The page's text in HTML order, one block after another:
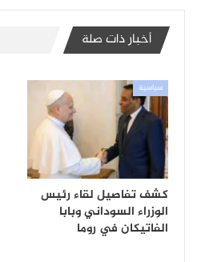
أخبار ذات صلة
سياسية
كشف تفاصيل لقاء رئيس
الوزراء السوداني وبابا
الفاتيكان في روما